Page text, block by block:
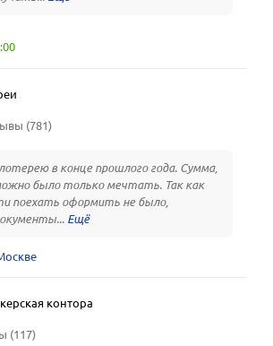
(781)
в конце прошлого года. Сумма,
было только мечтать. Так как
поехать оформить не было,
контора
(117)